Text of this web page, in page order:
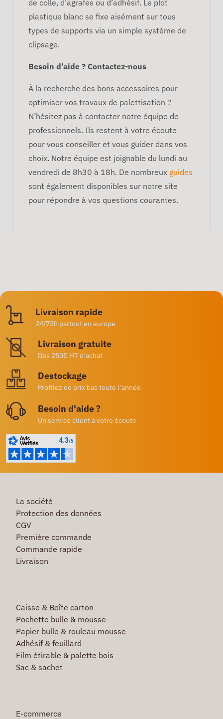
de colle, d’agrafes ou d’adhésif. Le plot
plastique blanc se fixe aisément sur tous
types de supports via un simple système de
clipsage.
Besoin d’aide ? Contactez-nous
À la recherche des bons accessoires pour
optimiser vos travaux de palettisation ?
N’hésitez pas à contacter notre équipe de
professionnels. Ils restent à votre écoute
pour vous conseiller et vous guider dans vos
choix. Notre équipe est joignable du lundi au
vendredi de 8h30 à 18h. De nombreux guides
sont également disponibles sur notre site
pour répondre à vos questions courantes.
Livraison rapide
24/72h partout en europe
Livraison gratuite
Dès 250€ HT d’achat
Destockage
Profitez de prix bas toute l’année
Besoin d'aide ?
Un service client à votre écoute
La société
Protection des données
CGV
Première commande
Commande rapide
Livraison
Caisse & Boîte carton
Pochette bulle & mousse
Papier bulle & rouleau mousse
Adhésif & feuillard
Film étirable & palette bois
Sac & sachet
E-commerce